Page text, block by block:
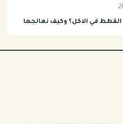
في الاكل؟ وكيف نعالجها